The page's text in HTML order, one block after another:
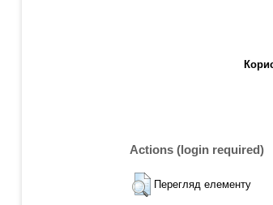
Actions (login required)
Перегляд елементу